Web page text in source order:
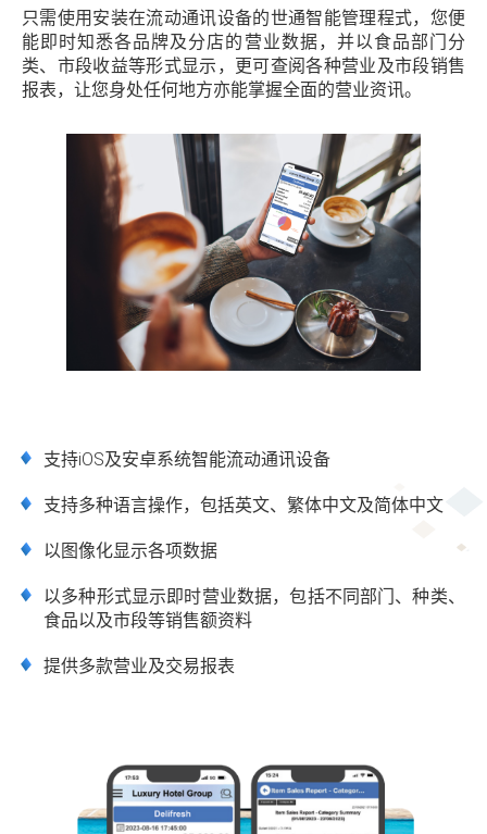
只需使用安装在流动通讯设备的世通智能管理程式，您便
能即时知悉各品牌及分店的营业数据，并以食品部门分
类、市段收益等形式显示，更可查阅各种营业及市段销售
报表，让您身处任何地方亦能掌握全面的营业资讯。
支持iOS及安卓系统智能流动通讯设备
支持多种语言操作，包括英文、繁体中文及简体中文
以图像化显示各项数据
以多种形式显示即时营业数据，包括不同部门、种类、
食品以及市段等销售额资料
提供多款营业及交易报表